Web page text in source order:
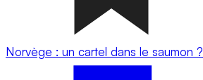
Norvège : un cartel dans le saumon ?